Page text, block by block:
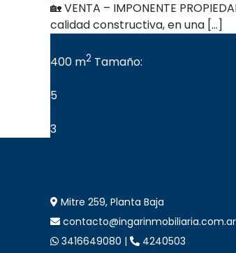
🏡 VENTA – IMPONENTE
calidad constructiva, en una […]
400 m2 Tamaño:
5
3
Mitre 259, Planta Baja
contacto@ingarinmobiliaria.com.ar
3416649080 |
4240503